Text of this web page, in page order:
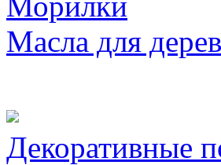
Масла для
Декоративные